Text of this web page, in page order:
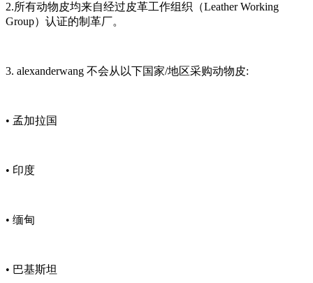
2.所有动物皮均来自经过皮革工作组织（Leather Working
Group）认证的制革厂。
3. alexanderwang 不会从以下国家/地区采购动物皮:
• 孟加拉国
• 印度
• 缅甸
• 巴基斯坦